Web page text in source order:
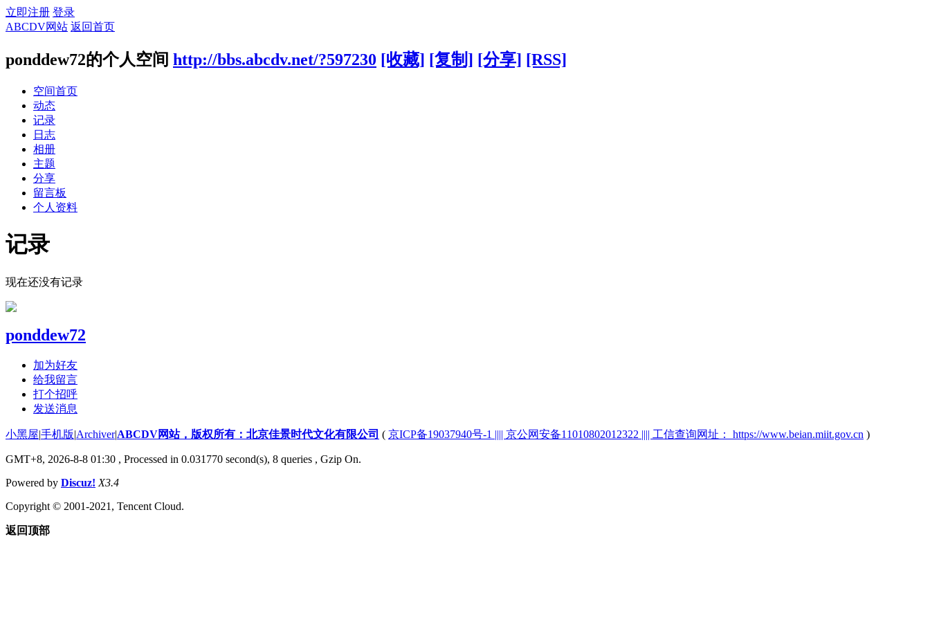
立即注册 登录
ABCDV网站 返回首页
ponddew72的个人空间 http://bbs.abcdv.net/?597230 [收藏] [复制] [分享] [RSS]
空间首页
动态
记录
日志
相册
主题
分享
留言板
个人资料
记录
现在还没有记录
ponddew72
加为好友
给我留言
打个招呼
发送消息
小黑屋|手机版|Archiver|ABCDV网站，版权所有：北京佳景时代文化有限公司 ( 京ICP备19037940号-1 |||| 京公网安备11010802012322 |||| 工信查询网址： https://www.beian.miit.gov.cn )
GMT+8, 2026-8-8 01:30 , Processed in 0.031770 second(s), 8 queries , Gzip On.
Powered by Discuz! X3.4
Copyright © 2001-2021, Tencent Cloud.
返回顶部